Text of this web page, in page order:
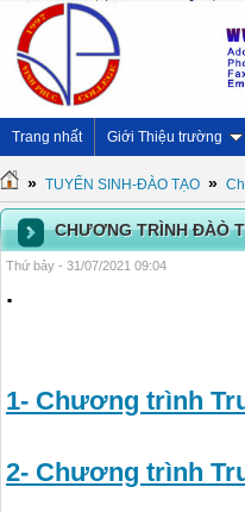
Trang nhất Giới Thiệu trường
» TUYỂN SINH-ĐÀO TẠO »
CHƯƠNG TRÌNH ĐÀÒ
Thứ bảy - 31/07/2021 09:04
.
1- Chương trình
2- Chương trình